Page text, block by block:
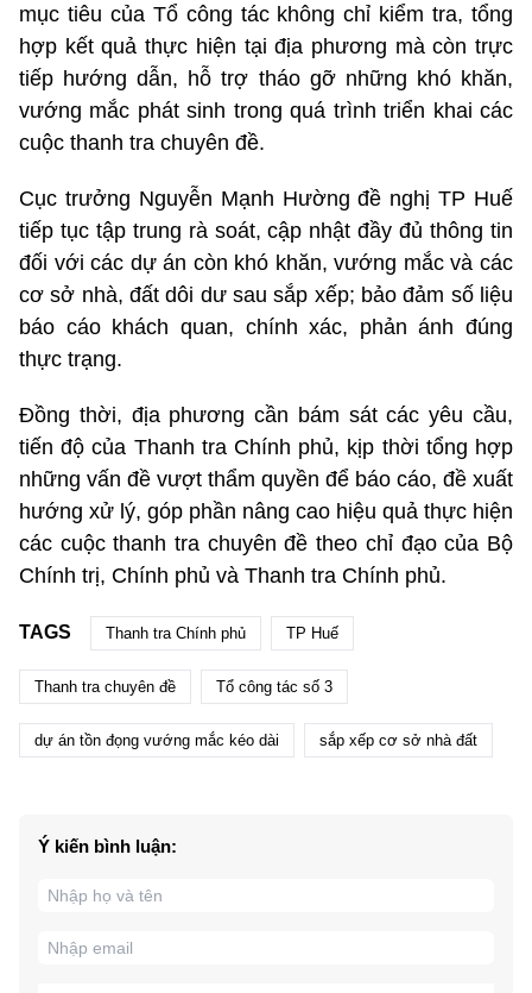
mục tiêu của Tổ công tác không chỉ kiểm tra, tổng
hợp kết quả thực hiện tại địa phương mà còn trực
tiếp hướng dẫn, hỗ trợ tháo gỡ những khó khăn,
vướng mắc phát sinh trong quá trình triển khai các
cuộc thanh tra chuyên đề.
Cục trưởng Nguyễn Mạnh Hường đề nghị TP Huế
tiếp tục tập trung rà soát, cập nhật đầy đủ thông tin
đối với các dự án còn khó khăn, vướng mắc và các
cơ sở nhà, đất dôi dư sau sắp xếp; bảo đảm số liệu
báo cáo khách quan, chính xác, phản ánh đúng
thực trạng.
Đồng thời, địa phương cần bám sát các yêu cầu,
tiến độ của Thanh tra Chính phủ, kịp thời tổng hợp
những vấn đề vượt thẩm quyền để báo cáo, đề xuất
hướng xử lý, góp phần nâng cao hiệu quả thực hiện
các cuộc thanh tra chuyên đề theo chỉ đạo của Bộ
Chính trị, Chính phủ và Thanh tra Chính phủ.
TAGS Thanh tra Chính phủ TP Huế
Thanh tra chuyên đề Tổ công tác số 3
dự án tồn đọng vướng mắc kéo dài sắp xếp cơ sở nhà đất
Ý kiến bình luận: